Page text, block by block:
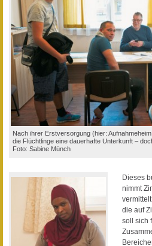
Nach ihrer Erstversorgung (hier:
die Flüchtlinge eine dauerhafte Unterkunft –
Foto: Sabine Münch
Dieses
nimmt
die auf
soll sich